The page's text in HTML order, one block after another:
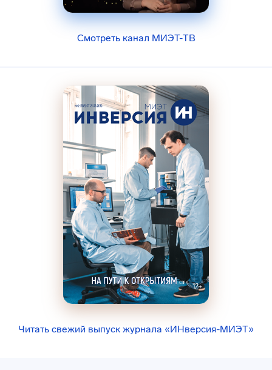
Смотреть канал МИЭТ-ТВ
Читать свежий выпуск журнала «ИНверсия-МИЭТ»